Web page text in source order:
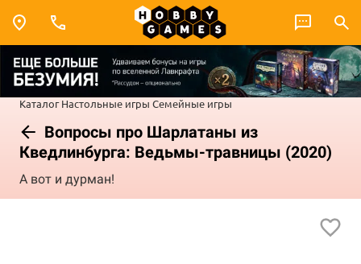
Каталог Настольные игры Семейные игры
Вопросы про Шарлатаны из
Кведлинбурга: Ведьмы-травницы (2020)
А вот и дурман!